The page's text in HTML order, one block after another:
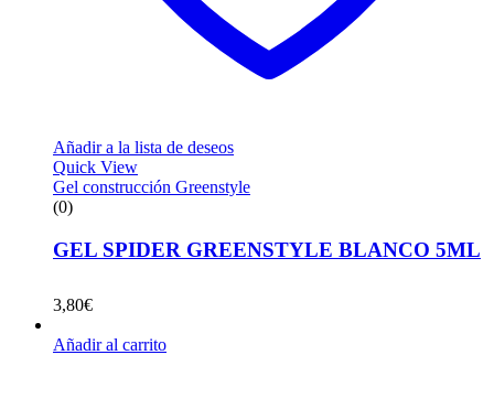
Añadir a la lista de deseos
Quick View
Gel construcción Greenstyle
(0)
GEL SPIDER GREENSTYLE BLANCO 5ML
3,80€
Añadir al carrito